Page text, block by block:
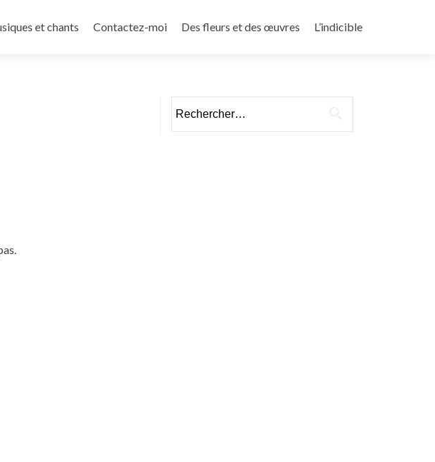
et chants Contactez-moi Des fleurs et des œuvres L’indicible